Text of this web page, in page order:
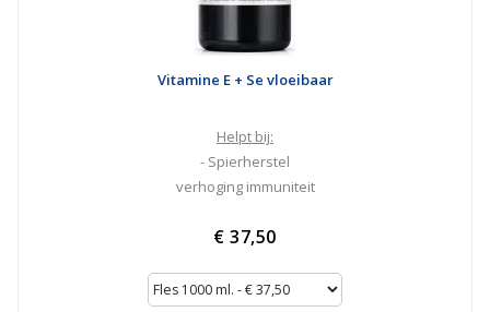
Vitamine E + Se vloeibaar
Helpt bij:
- Spierherstel
verhoging immuniteit
€ 37,50